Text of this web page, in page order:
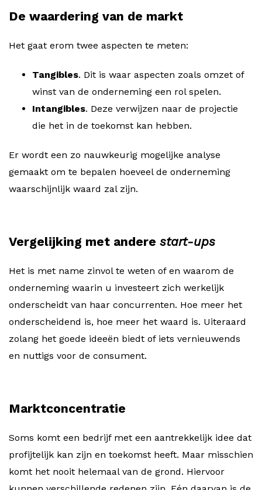
De waardering van de markt
Het gaat erom twee aspecten te meten:
Tangibles. Dit is waar aspecten zoals omzet of
winst van de onderneming een rol spelen.
Intangibles. Deze verwijzen naar de projectie
die het in de toekomst kan hebben.
Er wordt een zo nauwkeurig mogelijke analyse
gemaakt om te bepalen hoeveel de onderneming
waarschijnlijk waard zal zijn.
Vergelijking met andere start-ups
Het is met name zinvol te weten of en waarom de
onderneming waarin u investeert zich werkelijk
onderscheidt van haar concurrenten. Hoe meer het
onderscheidend is, hoe meer het waard is. Uiteraard
zolang het goede ideeën biedt of iets vernieuwends
en nuttigs voor de consument.
Marktconcentratie
Soms komt een bedrijf met een aantrekkelijk idee dat
profijtelijk kan zijn en toekomst heeft. Maar misschien
komt het nooit helemaal van de grond. Hiervoor